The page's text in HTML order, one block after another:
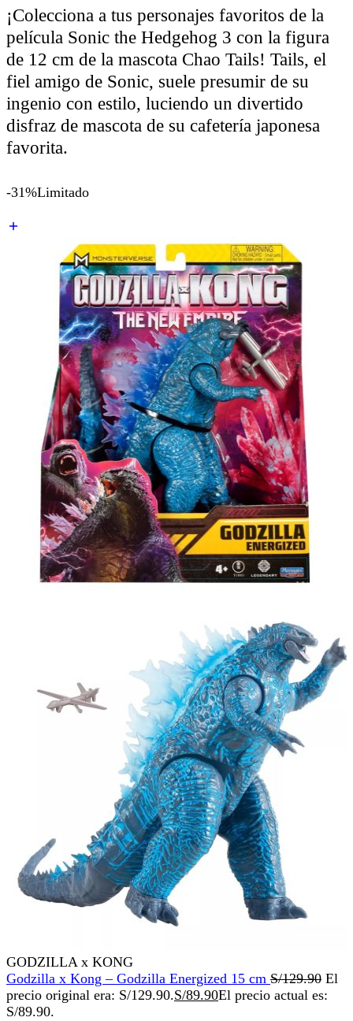
¡Colecciona a tus personajes favoritos de la
película Sonic the Hedgehog 3 con la figura
de 12 cm de la mascota Chao Tails! Tails, el
fiel amigo de Sonic, suele presumir de su
ingenio con estilo, luciendo un divertido
disfraz de mascota de su cafetería japonesa
favorita.
-31%Limitado
GODZILLA x KONG
Godzilla x Kong – Godzilla Energized 15 cm S/129.90 El
precio original era: S/129.90.S/89.90El precio actual es:
S/89.90.